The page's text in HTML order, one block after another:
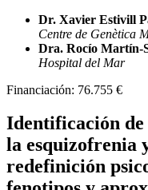
Dr. Xavier Estivill
Centre de Genètica
Dra. Rocío Martín-
Hospital del Mar
Financiación: 76.755 €
Identificación de
la esquizofrenia
redefinición